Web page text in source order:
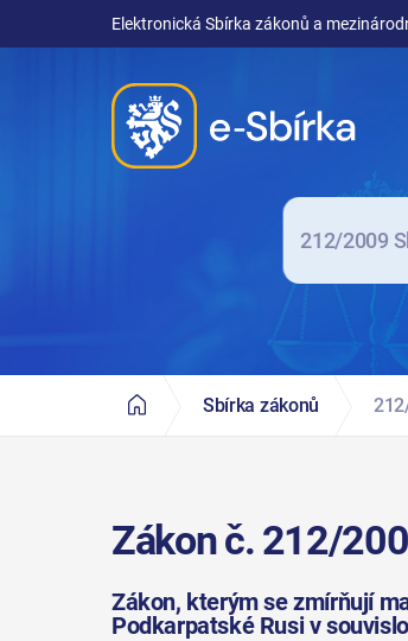
Elektronická Sbírka zákonů a
212/2009
Sbírka zákonů
Zákon č. 212/
Zákon, kterým se zmírňují
Podkarpatské Rusi v